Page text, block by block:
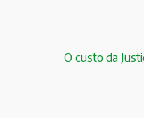
O custo da